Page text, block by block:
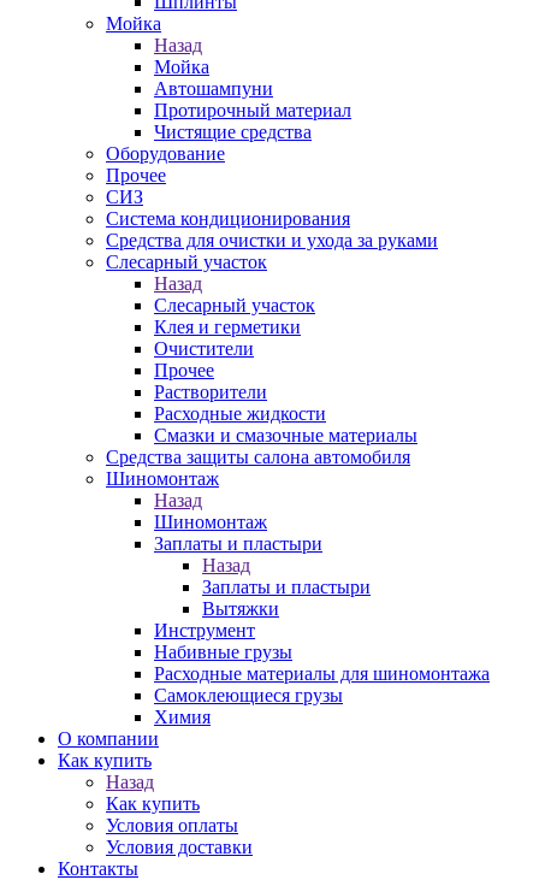
Мойка
Назад
Мойка
Автошампуни
Протирочный материал
Чистящие средства
Оборудование
Прочее
СИЗ
Система кондиционирования
Средства для очистки и ухода за руками
Слесарный участок
Назад
Слесарный участок
Клея и герметики
Очистители
Прочее
Растворители
Расходные жидкости
Смазки и смазочные материалы
Средства защиты салона автомобиля
Шиномонтаж
Назад
Шиномонтаж
Заплаты и пластыри
Назад
Заплаты и пластыри
Вытяжки
Инструмент
Набивные грузы
Расходные материалы для шиномонтажа
Самоклеющиеся грузы
Химия
О компании
Как купить
Назад
Как купить
Условия оплаты
Условия доставки
Контакты